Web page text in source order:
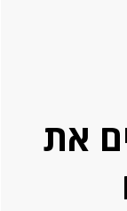
את